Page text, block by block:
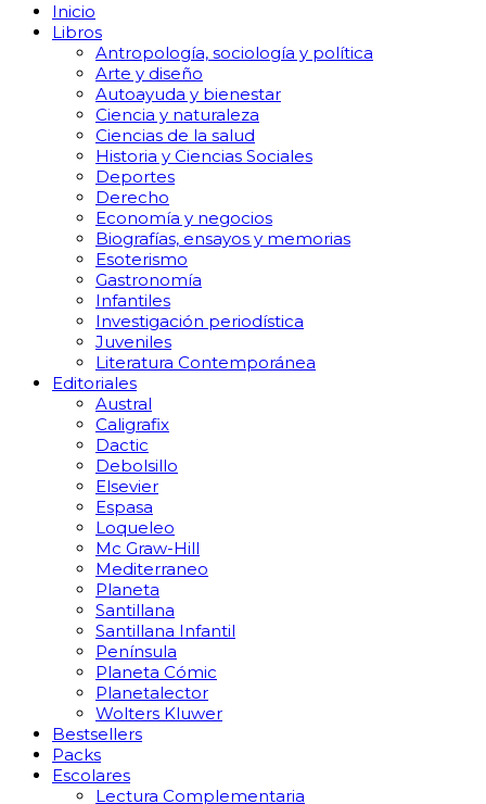
Inicio
Libros
Antropología, sociología y política
Arte y diseño
Autoayuda y bienestar
Ciencia y naturaleza
Ciencias de la salud
Historia y Ciencias Sociales
Deportes
Derecho
Economía y negocios
Biografías, ensayos y memorias
Esoterismo
Gastronomía
Infantiles
Investigación periodística
Juveniles
Literatura Contemporánea
Editoriales
Austral
Caligrafix
Dactic
Debolsillo
Elsevier
Espasa
Loqueleo
Mc Graw-Hill
Mediterraneo
Planeta
Santillana
Santillana Infantil
Península
Planeta Cómic
Planetalector
Wolters Kluwer
Bestsellers
Packs
Escolares
Lectura Complementaria